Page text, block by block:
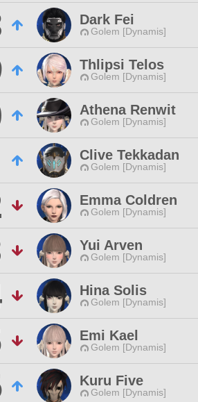
Dark Fei
Golem [Dynamis]
Thlipsi Telos
Golem [Dynamis]
Athena Renwit
Golem [Dynamis]
Clive Tekkadan
Golem [Dynamis]
Emma Coldren
Golem [Dynamis]
Yui Arven
Golem [Dynamis]
Hina Solis
Golem [Dynamis]
Emi Kael
Golem [Dynamis]
Kuru Five
Golem [Dynamis]